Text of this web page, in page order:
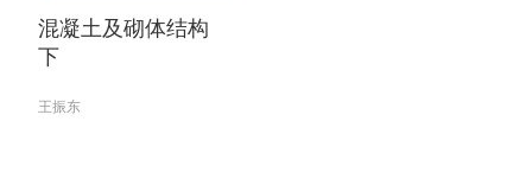
混凝土及砌体结构
下
王振东